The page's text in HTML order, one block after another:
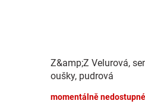
Z&amp;Z Velurová,
oušky, pudrová
momentálně nedostupné